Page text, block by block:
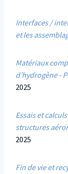
Interfaces /
et les
Matériaux
d’hydrogène -
2025
Essais et
structures
2025
Fin de vie et